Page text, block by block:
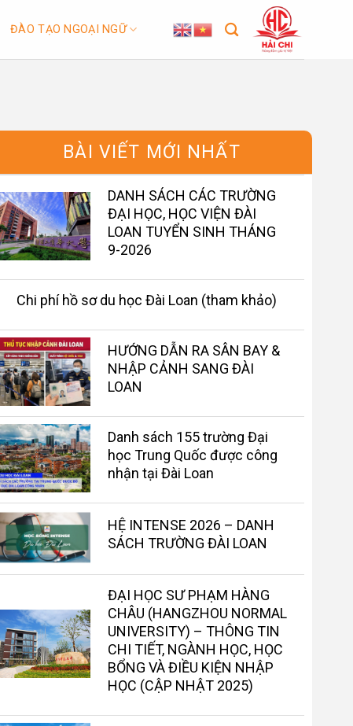
ĐÀO TẠO NGOẠI NGỮ
BÀI VIẾT MỚI NHẤT
DANH SÁCH CÁC TRƯỜNG
ĐẠI HỌC, HỌC VIỆN ĐÀI
LOAN TUYỂN SINH THÁNG
9-2026
Chi phí hồ sơ du học Đài Loan (tham khảo)
HƯỚNG DẪN RA SÂN BAY &
NHẬP CẢNH SANG ĐÀI
LOAN
Danh sách 155 trường Đại
học Trung Quốc được công
nhận tại Đài Loan
HỆ INTENSE 2026 – DANH
SÁCH TRƯỜNG ĐÀI LOAN
ĐẠI HỌC SƯ PHẠM HÀNG
CHÂU (HANGZHOU NORMAL
UNIVERSITY) – THÔNG TIN
CHI TIẾT, NGÀNH HỌC, HỌC
BỔNG VÀ ĐIỀU KIỆN NHẬP
HỌC (CẬP NHẬT 2025)